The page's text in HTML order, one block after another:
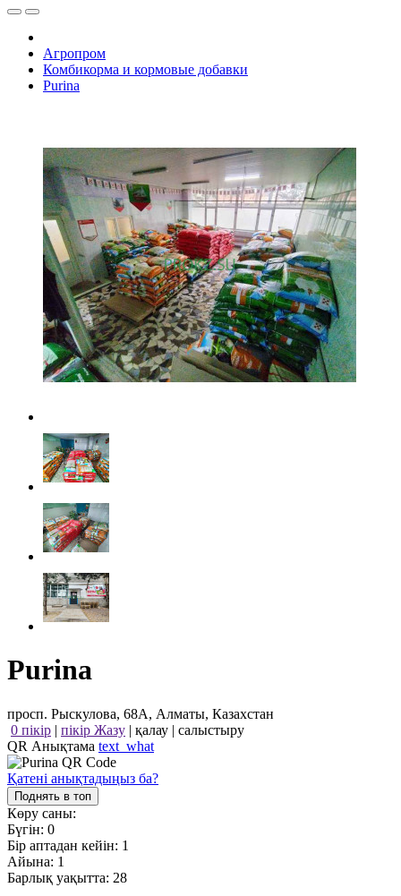
Агропром
Комбикорма и кормовые добавки
Purina
Purina
просп. Рыскулова, 68А, Алматы, Казахстан
0 пікір | пікір Жазу | қалау | салыстыру
QR Анықтама text_what
Қатені анықтадыңыз ба?
Поднять в топ
Көру саны:
Бүгін: 0
Бір аптадан кейін: 1
Айына: 1
Барлық уақытта: 28